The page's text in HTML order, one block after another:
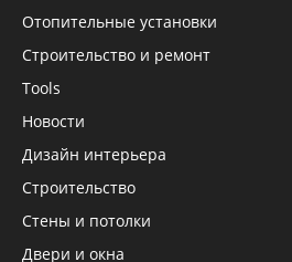
Отопительные установки
Строительство и ремонт
Tools
Новости
Дизайн интерьера
Строительство
Стены и потолки
Двери и окна